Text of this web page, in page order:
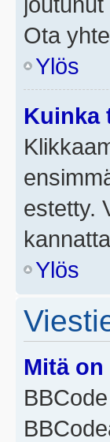
Ota
Ylös
Kuinka
estetty.
Ylös
Mitä